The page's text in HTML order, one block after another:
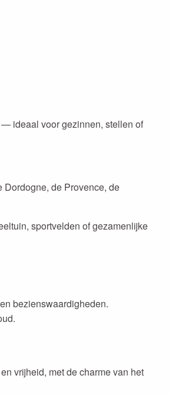
ideaal voor gezinnen, stellen of
de Provence, de
sportvelden of gezamenlijke
bezienswaardigheden.
vrijheid, met de charme van het